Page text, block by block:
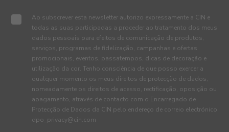
Ao subscrever esta newsletter autorizo expressamente a CIN e
todas as suas participadas a proceder ao tratamento dos meus
dados pessoais para efeitos de comunicação de produtos,
serviços, programas de fidelização, campanhas e ofertas
promocionais, eventos, passatempos, dicas de decoração e
utilização da cor. Tenho consciência de que posso exercer a
qualquer momento os meus direitos de protecção de dados,
nomeadamente os direitos de acesso, rectificação, oposição ou
apagamento, através de contacto com o Encarregado de
Protecção de Dados da CIN pelo endereço de correio electrónico
dpo_privacy@cin.com